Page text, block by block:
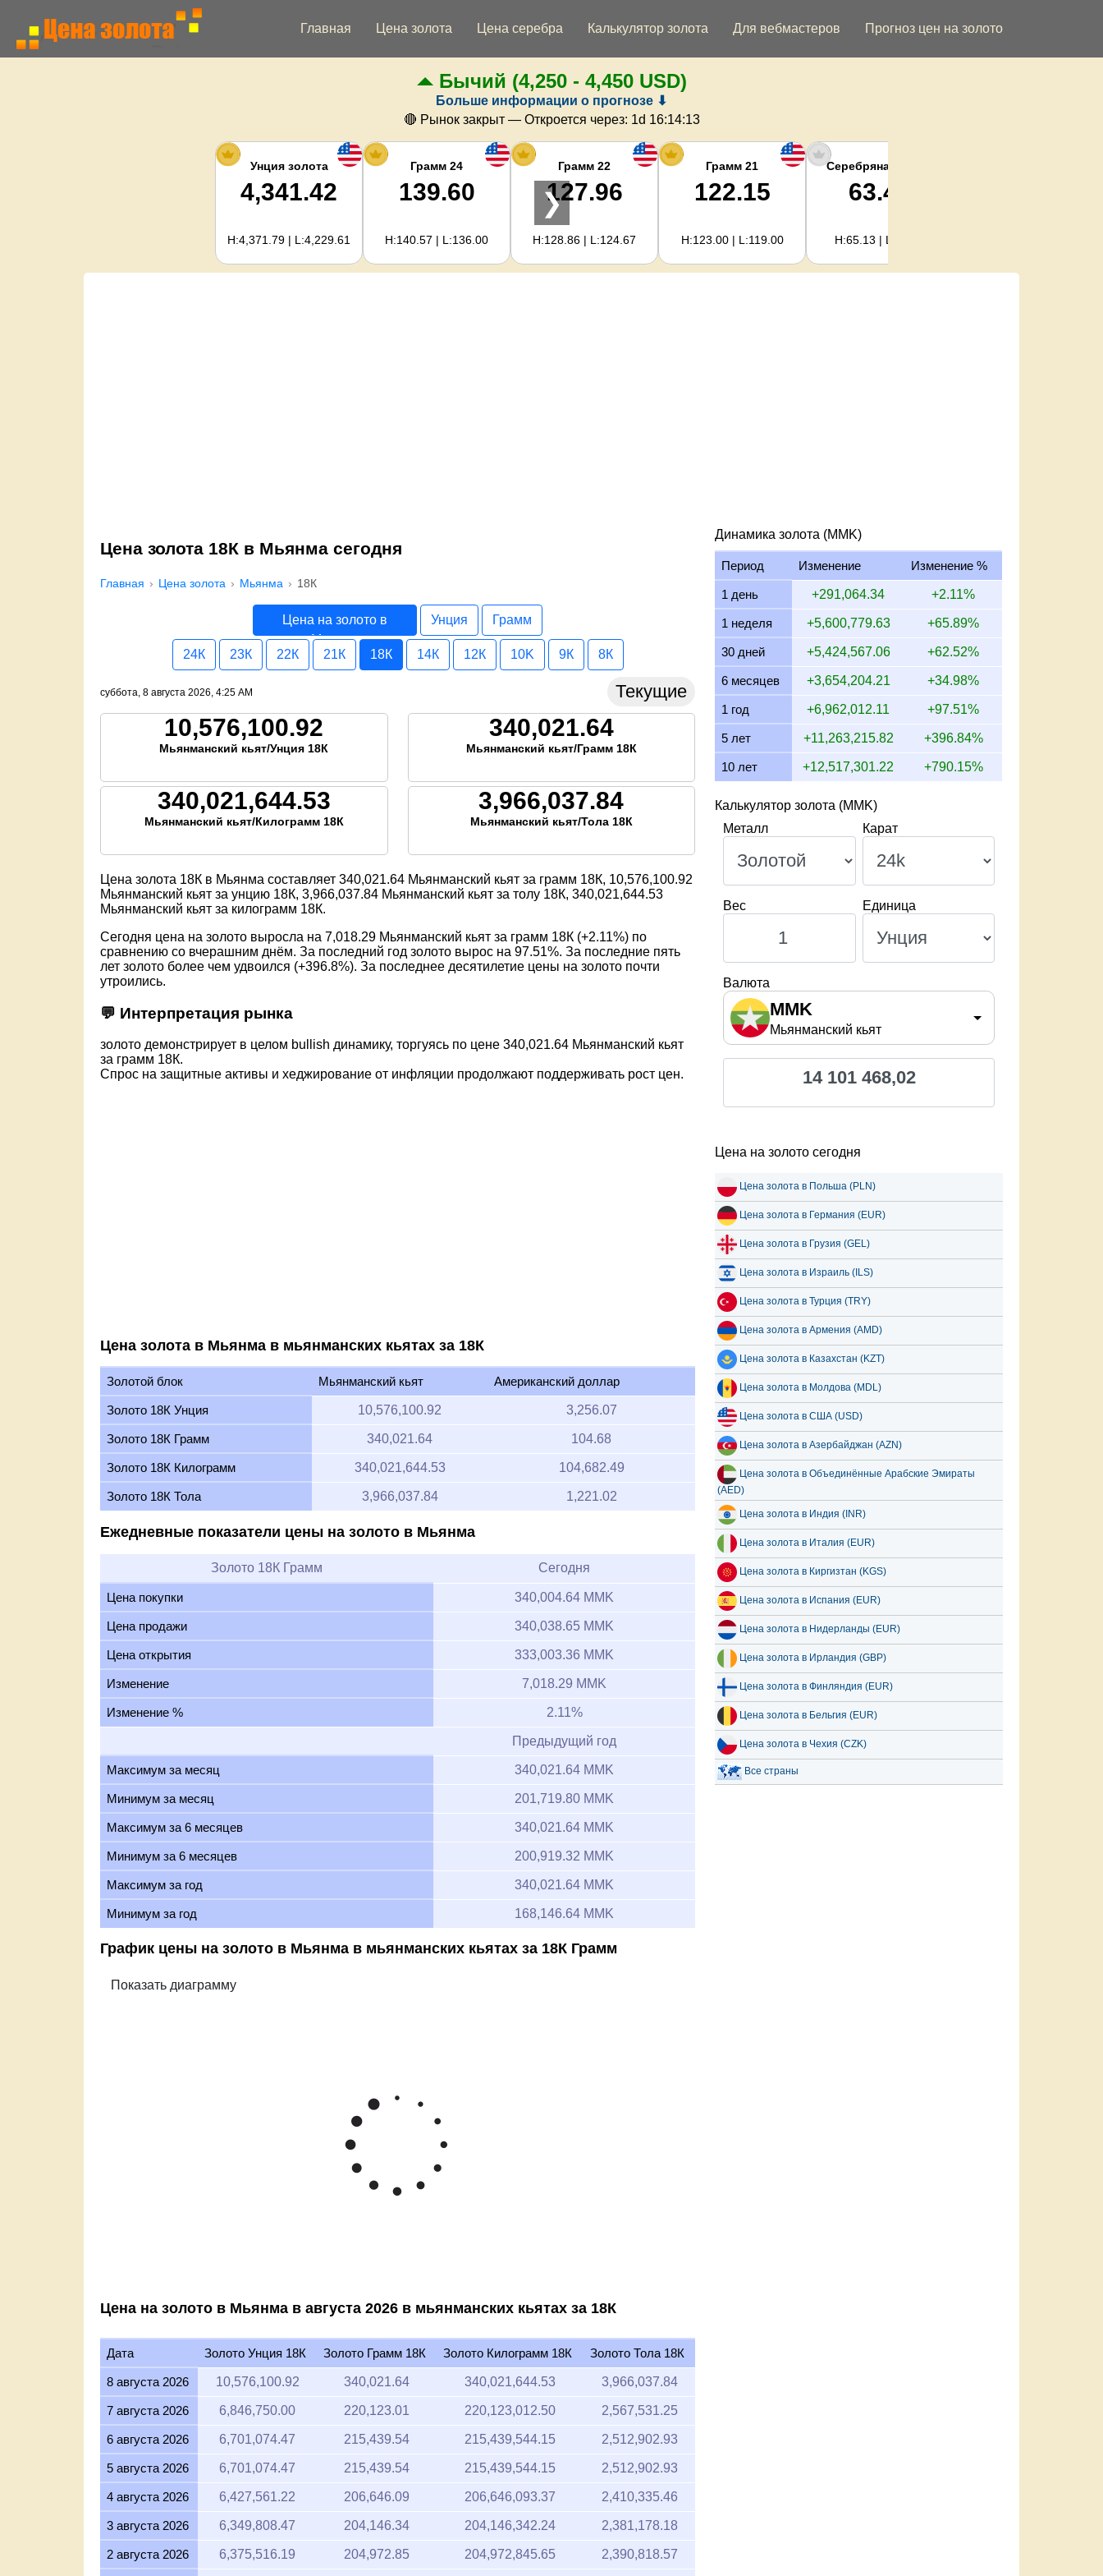
Главная Цена золота Цена серебра Калькулятор золота Для вебмастеров Прогноз цен на золото
Бычий (4,250 - 4,450 USD)
Больше информации о прогнозе ⬇
🔴 Рынок закрыт — Откроется через: 1d 16:14:12
Унция золота
4,341.42
H:4,371.79 | L:4,229.61
Грамм 24
139.60
H:140.57 | L:136.00
Грамм 22
127.96
H:128.86 | L:124.67
Грамм 21
122.15
H:123.00 | L:119.00
Серебряная унция
63.47
H:65.13 | L:61.15
❯
Цена золота 18К в Мьянма сегодня
Главная Цена золота Мьянма 18К
Цена на золото в
Мьянма
Унция Грамм
24К 23К 22К 21К 18К 14К 12К 10K 9К 8К
суббота, 8 августа 2026, 4:25 AM Текущие
10,576,100.92
Мьянманский кьят/Унция 18К
340,021.64
Мьянманский кьят/Грамм 18К
340,021,644.53
Мьянманский кьят/Килограмм 18К
3,966,037.84
Мьянманский кьят/Тола 18К
Цена золота 18К в Мьянма составляет 340,021.64 Мьянманский кьят за грамм 18К, 10,576,100.92
Мьянманский кьят за унцию 18К, 3,966,037.84 Мьянманский кьят за толу 18К, 340,021,644.53
Мьянманский кьят за килограмм 18К.
Сегодня цена на золото выросла на 7,018.29 Мьянманский кьят за грамм 18К (+2.11%) по
сравнению со вчерашним днём. За последний год золото вырос на 97.51%. За последние пять
лет золото более чем удвоился (+396.8%). За последнее десятилетие цены на золото почти
утроились.
💬 Интерпретация рынка
золото демонстрирует в целом bullish динамику, торгуясь по цене 340,021.64 Мьянманский кьят
за грамм 18К.
Спрос на защитные активы и хеджирование от инфляции продолжают поддерживать рост цен.
Цена золота в Мьянма в мьянманских кьятах за 18К
Золотой блок Мьянманский кьят Американский доллар
Золото 18К Унция 10,576,100.92 3,256.07
Золото 18К Грамм 340,021.64 104.68
Золото 18К Килограмм 340,021,644.53 104,682.49
Золото 18К Тола 3,966,037.84 1,221.02
Ежедневные показатели цены на золото в Мьянма
Золото 18К Грамм Сегодня
Цена покупки 340,004.64 MMK
Цена продажи 340,038.65 MMK
Цена открытия 333,003.36 MMK
Изменение 7,018.29 MMK
Изменение % 2.11%
Предыдущий год
Максимум за месяц 340,021.64 MMK
Минимум за месяц 201,719.80 MMK
Максимум за 6 месяцев 340,021.64 MMK
Минимум за 6 месяцев 200,919.32 MMK
Максимум за год 340,021.64 MMK
Минимум за год 168,146.64 MMK
График цены на золото в Мьянма в мьянманских кьятах за 18К Грамм
Цена золота Мьянманский кьят/грамм 18К
May '26
Zoom 1m 3m 6m YTD
8 августа 2026 10,576,100.92 340,021.64 340,021,644.53 3,966,037.84
7 августа 2026 6,846,750.00 220,123.01 220,123,012.50 2,567,531.25
6 августа 2026 6,701,074.47 215,439.54 215,439,544.15 2,512,902.93
5 августа 2026 6,701,074.47 215,439.54 215,439,544.15 2,512,902.93
4 августа 2026 6,427,561.22 206,646.09 206,646,093.37 2,410,335.46
3 августа 2026 6,349,808.47 204,146.34 204,146,342.24 2,381,178.18
2 августа 2026 6,375,516.19 204,972.85 204,972,845.65 2,390,818.57
1 августа 2026 6,375,516.19 204,972.85 204,972,845.65 2,390,818.57
Динамика золота (MMK)
Период Изменение Изменение %
1 день +291,064.34 +2.11%
1 неделя +5,600,779.63 +65.89%
30 дней +5,424,567.06 +62.52%
6 месяцев +3,654,204.21 +34.98%
1 год +6,962,012.11 +97.51%
5 лет +11,263,215.82 +396.84%
10 лет +12,517,301.22 +790.15%
Калькулятор золота (MMK)
Металл
Карат
Вес Единица
Валюта
MMK
Мьянманский кьят
14 101 468,02
Цена на золото сегодня
Цена золота в Польша (PLN)
Цена золота в Германия (EUR)
Цена золота в Грузия (GEL)
Цена золота в Израиль (ILS)
Цена золота в Турция (TRY)
Цена золота в Армения (AMD)
Цена золота в Казахстан (KZT)
Цена золота в Молдова (MDL)
Цена золота в США (USD)
Цена золота в Азербайджан (AZN)
Цена золота в Объединённые Арабские Эмираты
(AED)
Цена золота в Индия (INR)
Цена золота в Италия (EUR)
Цена золота в Киргизтан (KGS)
Цена золота в Испания (EUR)
Цена золота в Нидерланды (EUR)
Цена золота в Ирландия (GBP)
Цена золота в Финляндия (EUR)
Цена золота в Бельгия (EUR)
Цена золота в Чехия (CZK)
Все страны